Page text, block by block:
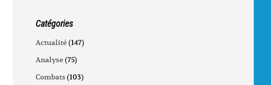
Catégories
Actualité (147)
Analyse (75)
Combats (103)